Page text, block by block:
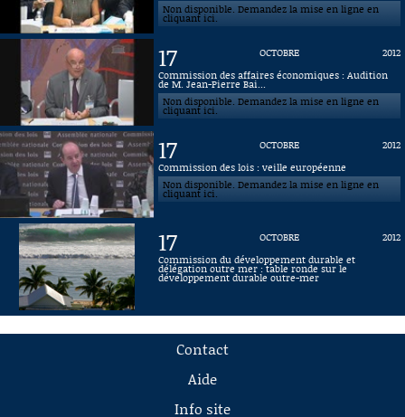
Non disponible. Demandez la mise en ligne en
cliquant ici.
17 OCTOBRE
2012
Commission des affaires économiques : Audition
de M. Jean-Pierre Bai...
Non disponible. Demandez la mise en ligne en
cliquant ici.
17 OCTOBRE
2012
Commission des lois : veille européenne
Non disponible. Demandez la mise en ligne en
cliquant ici.
17 OCTOBRE
2012
Commission du développement durable et
délégation outre mer : table ronde sur le
développement durable outre-mer
Contact
Aide
Info site